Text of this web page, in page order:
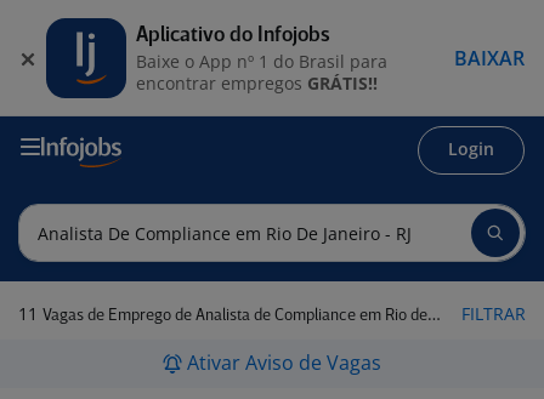
Login
11 Vagas de Emprego de Analista de Compliance em Rio de Janeiro - RJ FILTRAR
Ativar Aviso de Vagas
Aplicativo do Infojobs
Baixe o App nº 1 do Brasil para
encontrar empregos GRÁTIS!!
BAIXAR